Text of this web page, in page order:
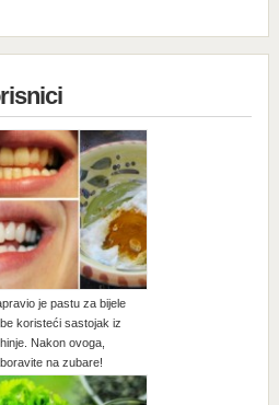
je pastu za bijele
koristeći sastojak iz
Nakon ovoga,
na zubare!